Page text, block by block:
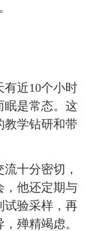
近10个小时
眠是常态。这
教学钻研和带
十分密切，
，他还定期与
试验采样，再
殚精竭虑。